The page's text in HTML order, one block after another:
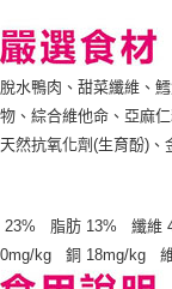
水鴨肉、甜菜纖維、
、綜合維他命、亞麻
然抗氧化劑(生育酚)、
23% 脂肪 13% 纖維
kg 銅 18mg/kg 維